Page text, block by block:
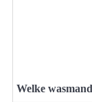
Welke